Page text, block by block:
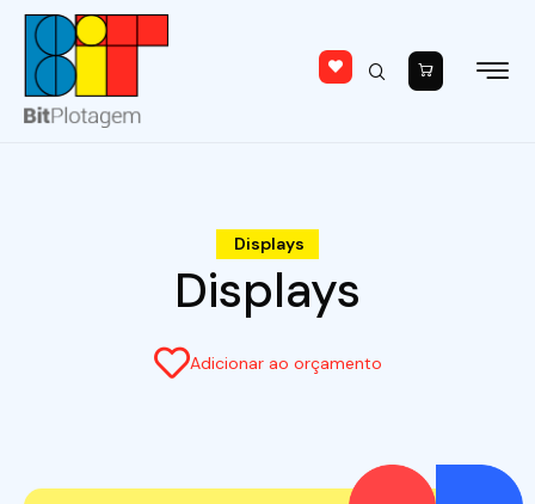
Displays
Displays
Adicionar ao orçamento